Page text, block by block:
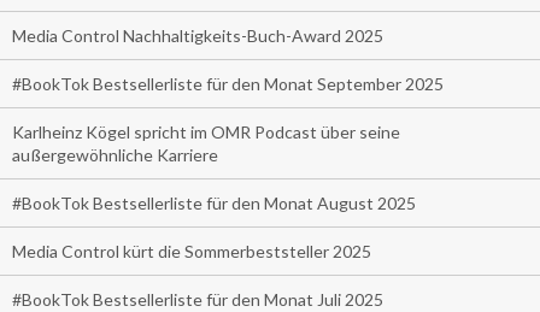
Media Control Nachhaltigkeits-Buch-Award 2025
#BookTok Bestsellerliste für den Monat September 2025
Karlheinz Kögel spricht im OMR Podcast über seine
außergewöhnliche Karriere
#BookTok Bestsellerliste für den Monat August 2025
Media Control kürt die Sommerbeststeller 2025
#BookTok Bestsellerliste für den Monat Juli 2025